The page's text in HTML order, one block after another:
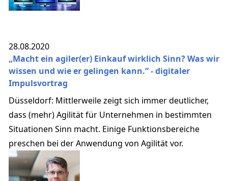
28.08.2020
„Macht ein agiler(er) Einkauf wirklich Sinn? Was wir
wissen und wie er gelingen kann.“ - digitaler
Impulsvortrag
Düsseldorf: Mittlerweile zeigt sich immer deutlicher,
dass (mehr) Agilität für Unternehmen in bestimmten
Situationen Sinn macht. Einige Funktionsbereiche
preschen bei der Anwendung von Agilität vor.